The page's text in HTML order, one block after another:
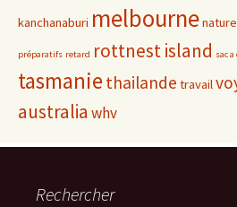
kanchanaburi melbournenature
préparatifs retard rottnest island sac
tasmaniethailande travail
australia whv
Rechercher